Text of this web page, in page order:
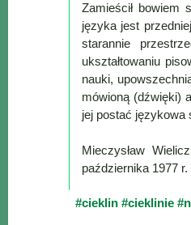
Zamieścił bowiem
języka jest
starannie
ukształtowaniu
nauki,
mówioną (dźwięki)
jej postać językowa
Mieczysław
października 1977 r.
#cieklin #cieklinie